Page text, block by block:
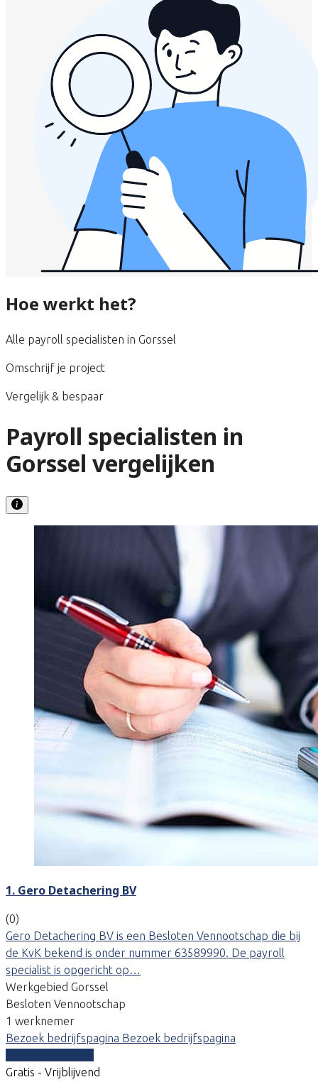
Hoe werkt het?
Alle payroll specialisten in Gorssel
Omschrijf je project
Vergelijk & bespaar
Payroll specialisten in
Gorssel vergelijken
1. Gero Detachering BV
(0)
Gero Detachering BV is een Besloten Vennootschap die bij
de KvK bekend is onder nummer 63589990. De payroll
specialist is opgericht op…
Werkgebied Gorssel
Besloten Vennootschap
1 werknemer
Bezoek bedrijfspagina Bezoek bedrijfspagina
Gratis - Vrijblijvend